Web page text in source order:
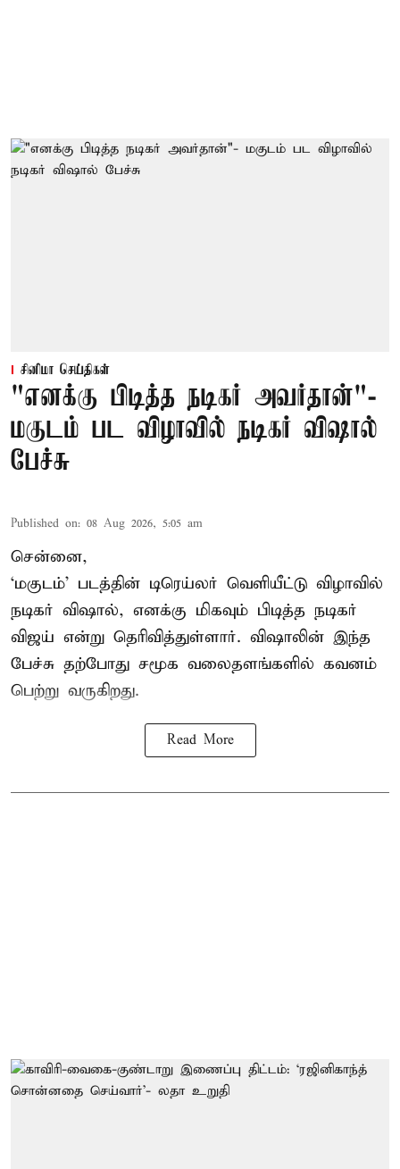
சினிமா செய்திகள்
"எனக்கு பிடித்த நடிகர் அவர்தான்"-
மகுடம் பட விழாவில் நடிகர் விஷால்
பேச்சு
Published on: 08 Aug 2026, 5:05 am
சென்னை,
‘மகுடம்’ படத்தின் டிரெய்லர் வெளியீட்டு விழாவில்
நடிகர் விஷால், எனக்கு மிகவும் பிடித்த நடிகர்
விஜய் என்று தெரிவித்துள்ளார். விஷாலின் இந்த
பேச்சு தற்போது சமூக வலைதளங்களில் கவனம்
பெற்று வருகிறது.
Read More